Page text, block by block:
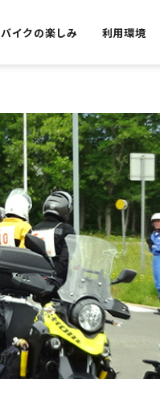
バイクの楽しみ 利用環境